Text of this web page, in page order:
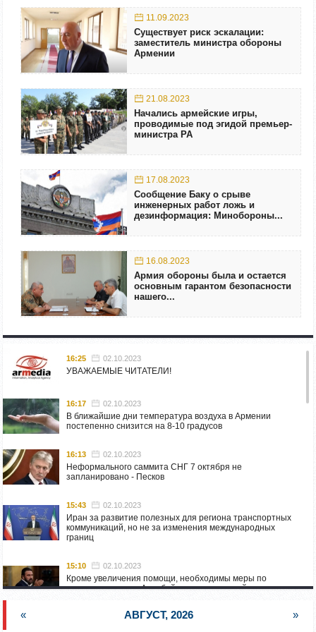
11.09.2023
Существует риск эскалации:
заместитель министра обороны
Армении
21.08.2023
Начались армейские игры,
проводимые под эгидой премьер-
министра РА
17.08.2023
Сообщение Баку о срыве
инженерных работ ложь и
дезинформация: Минобороны...
16.08.2023
Армия обороны была и остается
основным гарантом безопасности
нашего...
16:25 02.10.2023
УВАЖАЕМЫЕ ЧИТАТЕЛИ!
16:17 02.10.2023
В ближайшие дни температура воздуха в Армении
постепенно снизится на 8-10 градусов
16:13 02.10.2023
Неформального саммита СНГ 7 октября не
запланировано - Песков
15:43 02.10.2023
Иран за развитие полезных для региона транспортных
коммуникаций, но не за изменения международных
границ
15:10 02.10.2023
Кроме увеличения помощи, необходимы меры по
пресечению угроз Азербайджана: испанский депутат
« АВГУСТ, 2026 »